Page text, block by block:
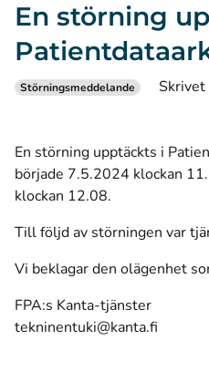
En störning
Störningsmeddelande
En störning upptäckts i
började 7.5.2024 klockan
klockan 12.08.
Till följd av störningen var
Vi beklagar den olägenhet
FPA:s Kanta-tjänster
tekninentuki@kanta.fi